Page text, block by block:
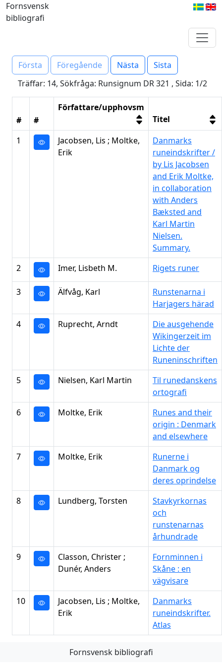
Fornsvensk
bibliografi
Första Föregående Nästa
Sista
Träffar: 14, Sökfråga: Runsignum DR 321 , Sida: 1/2
# #
Författare/upphovsm
Titel
1
Jacobsen, Lis ; Moltke,
Erik
Danmarks
runeindskrifter /
by Lis Jacobsen
and Erik Moltke,
in collaboration
with Anders
Bæksted and
Karl Martin
Nielsen.
Summary.
2
Imer, Lisbeth M. Rigets runer
3 Älfvåg, Karl
Runstenarna i
Harjagers härad
4
Ruprecht, Arndt
Die ausgehende
Wikingerzeit im
Lichte der
Runeninschriften
5
Nielsen, Karl Martin
Til runedanskens
ortografi
6
Moltke, Erik
Runes and their
origin : Denmark
and elsewhere
7
Moltke, Erik
Runerne i
Danmark og
deres oprindelse
8
Lundberg, Torsten
Stavkyrkornas
och
runstenarnas
århundrade
9
Classon, Christer ;
Dunér, Anders
Fornminnen i
Skåne : en
vägvisare
10
Jacobsen, Lis ; Moltke,
Erik
Danmarks
runeindskrifter.
Atlas
Föregående Nästa
Fornsvensk bibliografi